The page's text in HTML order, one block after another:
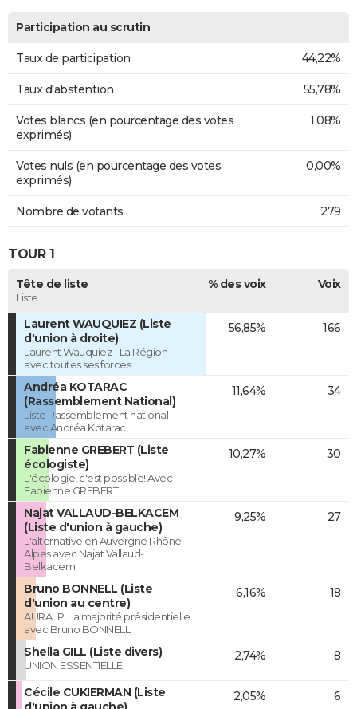
Participation au scrutin
Taux de participation 44,22%
Taux d'abstention 55,78%
Votes blancs (en pourcentage des votes
exprimés)
1,08%
Votes nuls (en pourcentage des votes
exprimés)
0,00%
Nombre de votants 279
TOUR 1
Tête de liste
Liste
% des voix Voix
Laurent WAUQUIEZ (Liste
d'union à droite)
Laurent Wauquiez - La Région
avec toutes ses forces
56,85% 166
Andréa KOTARAC
(Rassemblement National)
Liste Rassemblement national
avec Andréa Kotarac
11,64% 34
Fabienne GREBERT (Liste
écologiste)
L'écologie, c'est possible! Avec
Fabienne GREBERT
10,27% 30
Najat VALLAUD-BELKACEM
(Liste d'union à gauche)
L'alternative en Auvergne Rhône-
Alpes avec Najat Vallaud-
Belkacem
9,25% 27
Bruno BONNELL (Liste
d'union au centre)
AURALP, La majorité présidentielle
avec Bruno BONNELL
6,16% 18
Shella GILL (Liste divers)
UNION ESSENTIELLE
2,74% 8
Cécile CUKIERMAN (Liste
2,05% 6